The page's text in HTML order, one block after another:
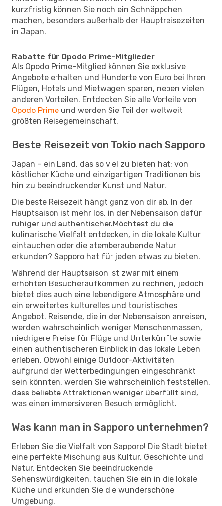
kurzfristig können Sie noch ein Schnäppchen
machen, besonders außerhalb der Hauptreisezeiten
in Japan.
Rabatte für Opodo Prime-Mitglieder
Als Opodo Prime-Mitglied können Sie exklusive
Angebote erhalten und Hunderte von Euro bei Ihren
Flügen, Hotels und Mietwagen sparen, neben vielen
anderen Vorteilen. Entdecken Sie alle Vorteile von
Opodo Prime und werden Sie Teil der weltweit
größten Reisegemeinschaft.
Beste Reisezeit von Tokio nach Sapporo
Japan – ein Land, das so viel zu bieten hat: von
köstlicher Küche und einzigartigen Traditionen bis
hin zu beeindruckender Kunst und Natur.
Die beste Reisezeit hängt ganz von dir ab. In der
Hauptsaison ist mehr los, in der Nebensaison dafür
ruhiger und authentischer.Möchtest du die
kulinarische Vielfalt entdecken, in die lokale Kultur
eintauchen oder die atemberaubende Natur
erkunden? Sapporo hat für jeden etwas zu bieten.
Während der Hauptsaison ist zwar mit einem
erhöhten Besucheraufkommen zu rechnen, jedoch
bietet dies auch eine lebendigere Atmosphäre und
ein erweitertes kulturelles und touristisches
Angebot. Reisende, die in der Nebensaison anreisen,
werden wahrscheinlich weniger Menschenmassen,
niedrigere Preise für Flüge und Unterkünfte sowie
einen authentischeren Einblick in das lokale Leben
erleben. Obwohl einige Outdoor-Aktivitäten
aufgrund der Wetterbedingungen eingeschränkt
sein könnten, werden Sie wahrscheinlich feststellen,
dass beliebte Attraktionen weniger überfüllt sind,
was einen immersiveren Besuch ermöglicht.
Was kann man in Sapporo unternehmen?
Erleben Sie die Vielfalt von Sapporo! Die Stadt bietet
eine perfekte Mischung aus Kultur, Geschichte und
Natur. Entdecken Sie beeindruckende
Sehenswürdigkeiten, tauchen Sie ein in die lokale
Küche und erkunden Sie die wunderschöne
Umgebung.